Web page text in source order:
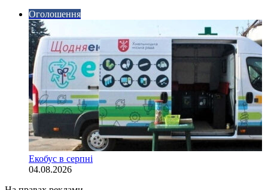
Оголошення
Екобус в серпні
04.08.2026